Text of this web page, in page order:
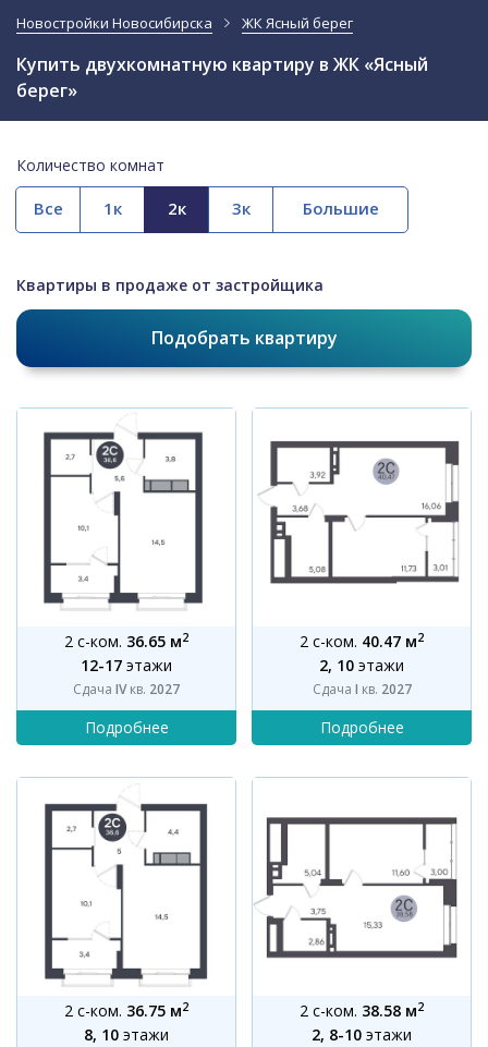
Новостройки Новосибирска ЖК Ясный берег
Купить двухкомнатную квартиру в ЖК «Ясный
берег»
Количество комнат
Все
Квартиры в продаже от застройщика
Подобрать квартиру
2 с-ком. 36.65 м2
12-17 этажи
Сдача IVкв. 2027
2 с-ком. 40.47 м2
2, 10 этажи
Сдача I кв. 2027
2 с-ком. 36.75 м2
8, 10 этажи
2 с-ком. 38.58 м2
2, 8-10 этажи